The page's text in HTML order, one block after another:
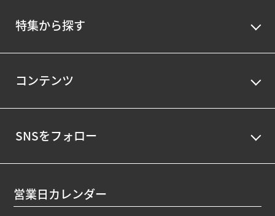
特集から探す
コンテンツ
SNSをフォロー
営業日カレンダー